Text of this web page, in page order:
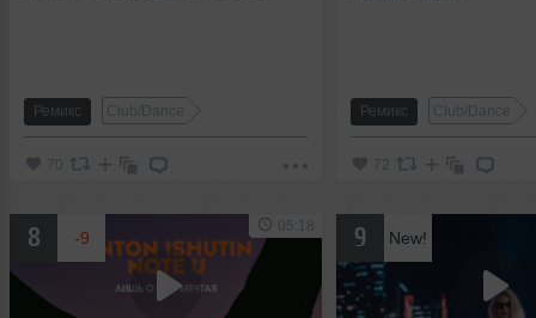
Ремикс Club/Dance
70
Ремикс Club/Dance
72
8 -9
05:18 9 New!